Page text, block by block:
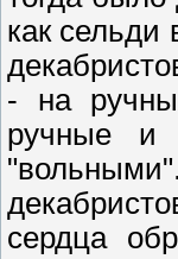
как
- на
ручные и
сердца